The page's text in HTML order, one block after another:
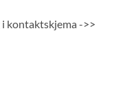
i kontaktskjema ->>